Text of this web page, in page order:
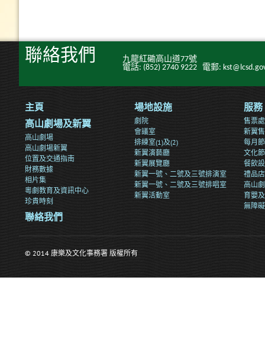
聯絡我們
九龍紅磡高山道77號
電話: (852) 2740 9222 電郵:
主頁
高山劇場及新翼
高山劇場
高山劇場新翼
位置及交通指南
財務數據
相片集
粵劇教育及資訊中心
珍貴時刻
聯絡我們
場地設施
劇院
會議室
排練室(1)及(2)
新翼演藝廳
新翼展覽廳
新翼一號、二號及三號排演室
新翼一號、二號及三號排唱室
新翼活動室
服務
售票處
新翼
每月
文化
餐飲
禮品店
高山
育嬰
無障
© 2014 康樂及文化事務署 版權所有